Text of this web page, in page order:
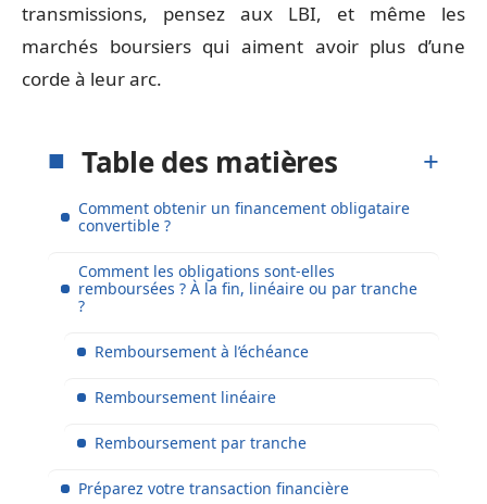
transmissions, pensez aux LBI, et même les
marchés boursiers qui aiment avoir plus d’une
corde à leur arc.
Table des matières
Comment obtenir un financement obligataire
convertible ?
Comment les obligations sont-elles
remboursées ? À la fin, linéaire ou par tranche
?
Remboursement à l’échéance
Remboursement linéaire
Remboursement par tranche
Préparez votre transaction financière